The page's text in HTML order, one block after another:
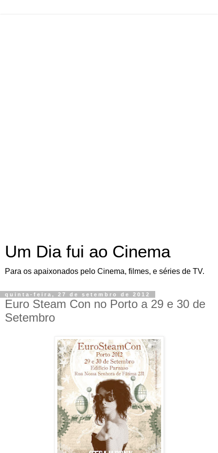
Um Dia fui ao Cinema
Para os apaixonados pelo Cinema, filmes, e séries de TV.
quinta-feira, 27 de setembro de 2012
Euro Steam Con no Porto a 29 e 30 de
Setembro